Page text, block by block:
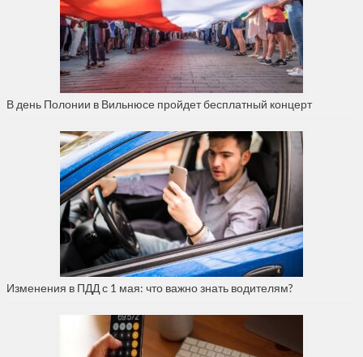
В день Полонии в Вильнюсе пройдет бесплатный концерт
Изменения в ПДД с 1 мая: что важно знать водителям?